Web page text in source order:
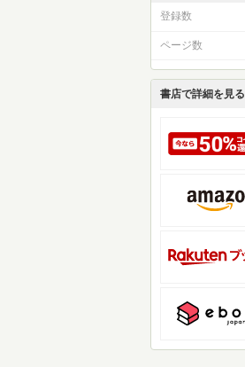
登録数
ページ数
書店で詳細を見る